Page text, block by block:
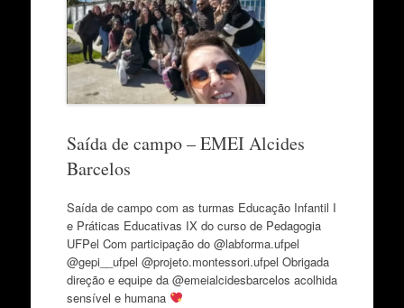
Saída de campo – EMEI Alcides
Barcelos
Saída de campo com as turmas Educação Infantil I
e Práticas Educativas IX do curso de Pedagogia
UFPel Com participação do @labforma.ufpel
@gepi__ufpel @projeto.montessori.ufpel Obrigada
direção e equipe da @emeialcidesbarcelos acolhida
sensível e humana